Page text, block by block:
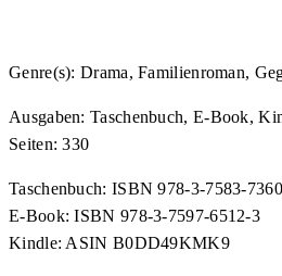
Genre(s): Drama, Familienroman,
Ausgaben: Taschenbuch, E-Book,
Seiten: 330
Taschenbuch: ISBN 978-3-7583-
E-Book: ISBN 978-3-7597-6512-3
Kindle: ASIN B0DD49KMK9